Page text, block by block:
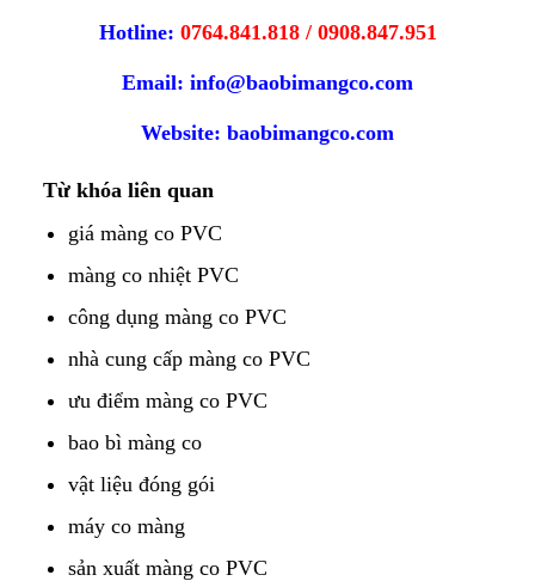
Hotline: 0764.841.818/ 0908.847.951
Email: info@baobimangco.com
Website: baobimangco.com
Từ khóa liên quan
giá màng co PVC
màng co nhiệt PVC
công dụng màng co PVC
nhà cung cấp màng co PVC
ưu điểm màng co PVC
bao bì màng co
vật liệu đóng gói
máy co màng
sản xuất màng co PVC